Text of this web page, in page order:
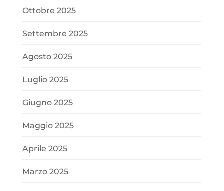
Ottobre 2025
Settembre 2025
Agosto 2025
Luglio 2025
Giugno 2025
Maggio 2025
Aprile 2025
Marzo 2025